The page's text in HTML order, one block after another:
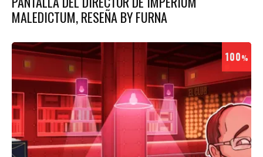
MALEDICTUM, RESEÑA BY FURNA
100%